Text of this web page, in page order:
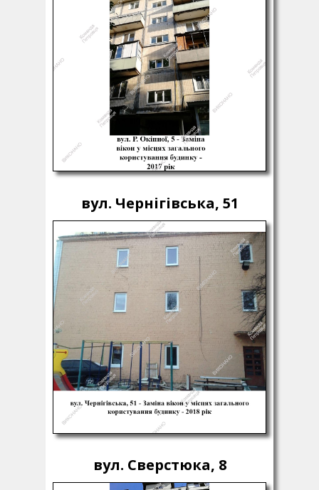
вул. Чернігівська, 51
вул. Сверстюка, 8